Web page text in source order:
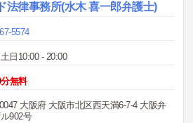
法律事務所(水木 喜一郎弁護士)
5574
日10:00 - 20:00
無料
大阪府 大阪市北区西天満6-7-4 大阪弁
902号